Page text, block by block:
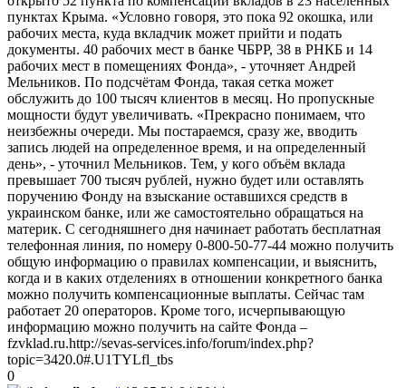
пунктах Крыма. «Условно говоря, это пока 92 окошка, или
рабочих места, куда вкладчик может прийти и подать
документы. 40 рабочих мест в банке ЧБРР, 38 в РНКБ и 14
рабочих мест в помещениях Фонда», - уточняет Андрей
Мельников. По подсчётам Фонда, такая сетка может
обслужить до 100 тысяч клиентов в месяц. Но пропускные
мощности будут увеличивать. «Прекрасно понимаем, что
неизбежны очереди. Мы постараемся, сразу же, вводить
запись людей на определенное время, и на определенный
день», - уточнил Мельников. Тем, у кого объём вклада
превышает 700 тысяч рублей, нужно будет или оставлять
поручению Фонду на взыскание оставшихся средств в
украинском банке, или же самостоятельно обращаться на
материк. С сегодняшнего дня начинает работать бесплатная
телефонная линия, по номеру 0-800-50-77-44 можно получить
общую информацию о правилах компенсации, и выяснить,
когда и в каких отделениях в отношении конкретного банка
можно получить компенсационные выплаты. Сейчас там
работает 20 операторов. Кроме того, исчерпывающую
информацию можно получить на сайте Фонда –
fzvklad.ru.http://sevas-services.info/forum/index.php?
topic=3420.0#.U1TYLfl_tbs
0